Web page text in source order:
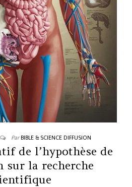
Par BIBLE & SCIENCE DIFFUSION
de l’hypothèse de
sur la recherche